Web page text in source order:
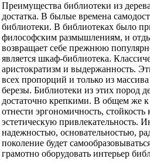
Преимущества библиотеки из
достатка. В былые времена
библиотеки. В библиотеках было
философским размышлениям, и
возвращает себе прежнюю
является шкаф-библиотека.
аристократизм и выдержанность.
всех пропорций и только из
березы. Библиотеки из этих пород
достаточно крепкими. В общем же
отнести эргономичность,
эстетическую привлекательность.
надежностью, основательностью,
поколение будет
грамотно оборудовать интерьер